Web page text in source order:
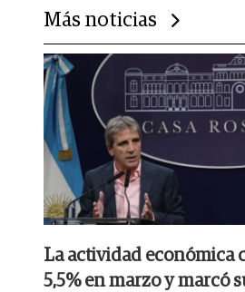
Más noticias
La actividad económica
5,5% en marzo y marcó